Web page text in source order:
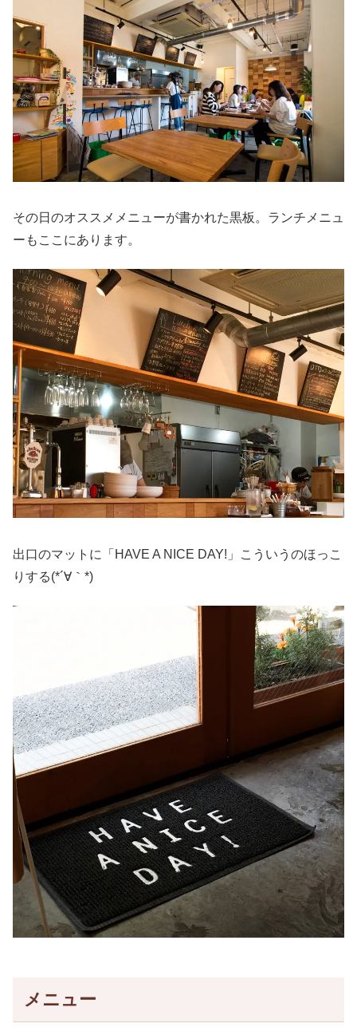
その日のオススメメニューが書かれた黒板。ランチメニュ
ーもここにあります。
出口のマットに「HAVE A NICE DAY!」こういうのほっこ
りする(*´∀｀*)
メニュー